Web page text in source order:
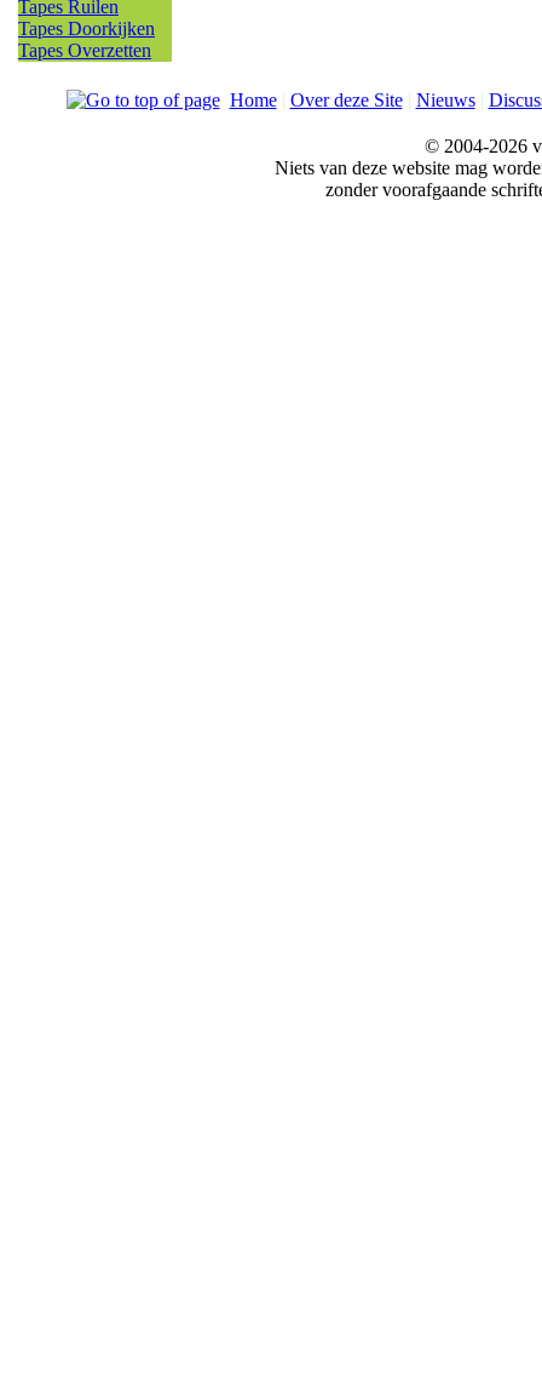
Tapes Ruilen
Tapes Doorkijken
Tapes Overzetten
Home| Over deze Site| Nieuws|
© 2004-2026
Niets van deze website mag
zonder voorafgaande